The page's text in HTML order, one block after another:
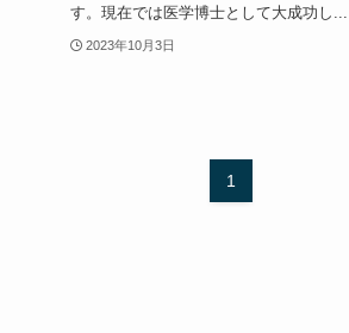
す。現在では医学博士として大成功し...
2023年10月3日
1